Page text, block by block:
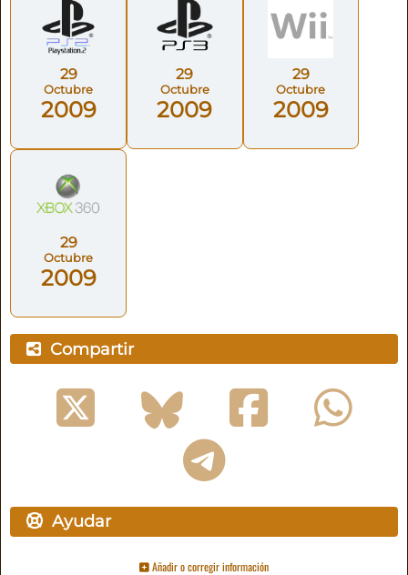
29
Octubre
2009
29
Octubre
2009
29
Octubre
2009
29
Octubre
2009
Compartir
Ayudar
Añadir o corregir información